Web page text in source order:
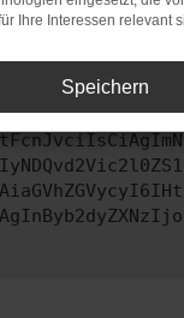
versucht hast,
Ihre Interessen relevant
Speichern